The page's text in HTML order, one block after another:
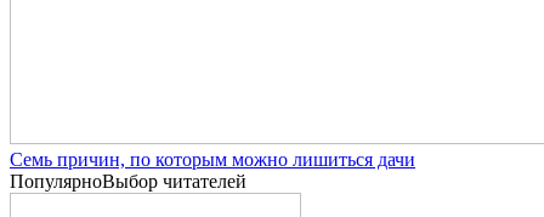
Семь причин, по которым можно лишиться дачи
ПопулярноВыбор читателей